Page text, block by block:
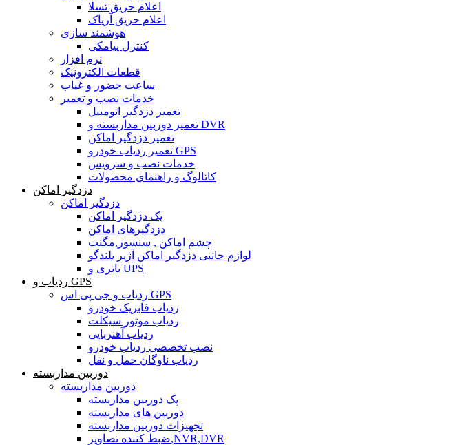
اعلام حریق تسلا
اعلام حریق آریاک
هوشمند سازی
کنترل پیامکی
نرم افزار
قطعات الکترونیک
ساعت حضور و غیاب
خدمات نصب و تعمیر
تعمیر دزدگیر اتومبیل
تعمیر دوربین مداربسته و DVR
تعمیر دزدگیر اماکن
تعمیر ردیاب خودرو GPS
خدمات نصب و سرویس
کاتالوگ و راهنمای محصولات
دزدگیر اماکن
دزدگیر اماکن
پک دزدگیر اماکن
دزدگیرهای اماکن
چشم اماکن , سنسور,مگنت
لوازم جانبی دزدگیر اماکن آژیر بلندگو
باتری و UPS
ردیاب و GPS
ردیاب و جی پی اس GPS
ردیاب فابریک خودرو
ردیاب موتور سیکلت
ردیاب آهنربایی
نصب تخصصی ردیاب خودرو
ردیاب ناوگان حمل و نقل
دوربین مداربسته
دوربین مداربسته
پک دوربین مداربسته
دوربین های مداربسته
تجهیزات دوربین مداربسته
ضبط کننده تصاویر,NVR,DVR